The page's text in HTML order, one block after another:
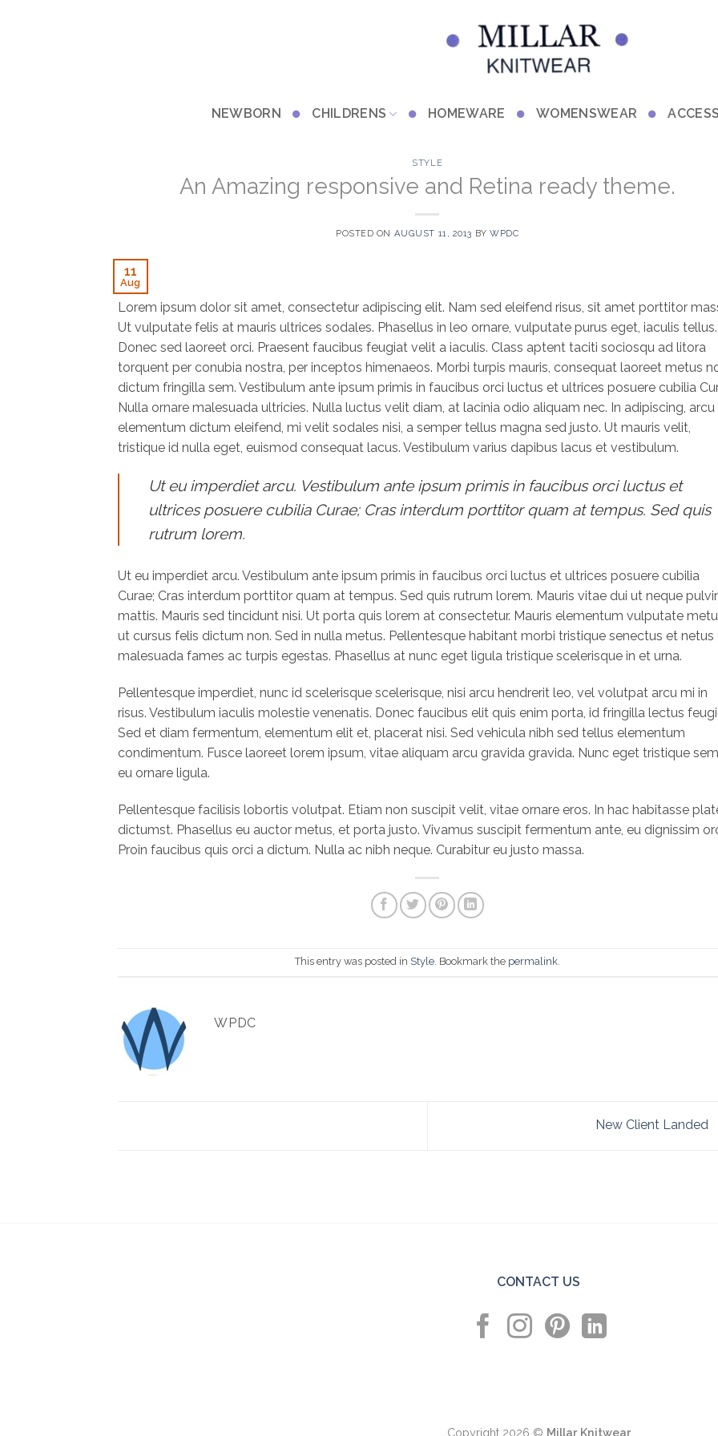
NEWBORN CHILDRENS HOMEWARE WOMENSWEAR
STYLE
An Amazing responsive and Retina ready theme.
POSTED ON AUGUST 11, 2013 BYWPDC
11
Aug
Lorem ipsum dolor sit amet, consectetur adipiscing elit. Nam sed eleifend risus, sit amet porttitor
Ut vulputate felis at mauris ultrices sodales. Phasellus in leo ornare, vulputate purus eget, iaculis tellus.
Donec sed laoreet orci. Praesent faucibus feugiat velit a iaculis. Class aptent taciti sociosqu ad litora
torquent per conubia nostra, per inceptos himenaeos. Morbi turpis mauris, consequat laoreet metus
dictum fringilla sem. Vestibulum ante ipsum primis in faucibus orci luctus et ultrices posuere cubilia
Nulla ornare malesuada ultricies. Nulla luctus velit diam, at lacinia odio aliquam nec. In adipiscing, arcu
elementum dictum eleifend, mi velit sodales nisi, a semper tellus magna sed justo. Ut mauris velit,
tristique id nulla eget, euismod consequat lacus. Vestibulum varius dapibus lacus et vestibulum.
Ut eu imperdiet arcu. Vestibulum ante ipsum primis in faucibus orci luctus et
ultrices posuere cubilia Curae; Cras interdum porttitor quam at tempus. Sed quis
rutrum lorem.
Ut eu imperdiet arcu. Vestibulum ante ipsum primis in faucibus orci luctus et ultrices posuere cubilia
Curae; Cras interdum porttitor quam at tempus. Sed quis rutrum lorem. Mauris vitae dui ut neque
mattis. Mauris sed tincidunt nisi. Ut porta quis lorem at consectetur. Mauris elementum vulputate
ut cursus felis dictum non. Sed in nulla metus. Pellentesque habitant morbi tristique senectus et netus
malesuada fames ac turpis egestas. Phasellus at nunc eget ligula tristique scelerisque in et urna.
Pellentesque imperdiet, nunc id scelerisque scelerisque, nisi arcu hendrerit leo, vel volutpat arcu mi in
risus. Vestibulum iaculis molestie venenatis. Donec faucibus elit quis enim porta, id fringilla lectus
Sed et diam fermentum, elementum elit et, placerat nisi. Sed vehicula nibh sed tellus elementum
condimentum. Fusce laoreet lorem ipsum, vitae aliquam arcu gravida gravida. Nunc eget tristique
eu ornare ligula.
Pellentesque facilisis lobortis volutpat. Etiam non suscipit velit, vitae ornare eros. In hac habitasse
dictumst. Phasellus eu auctor metus, et porta justo. Vivamus suscipit fermentum ante, eu dignissim
Proin faucibus quis orci a dictum. Nulla ac nibh neque. Curabitur eu justo massa.
This entry was posted in Style. Bookmark the permalink.
WPDC
New Client Landed
CONTACT US
Copyright 2026 © Millar Knitwear